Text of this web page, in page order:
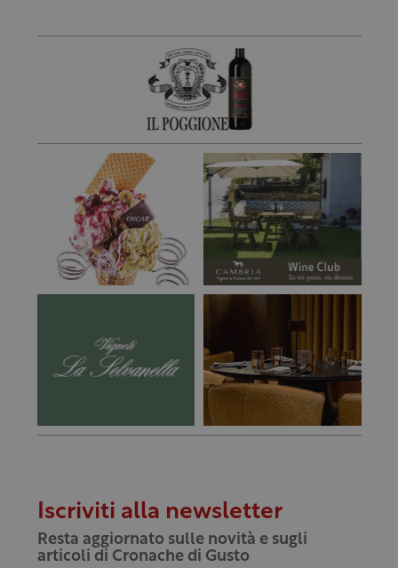
Iscriviti alla newsletter
Resta aggiornato sulle novità e sugli
articoli di Cronache di Gusto